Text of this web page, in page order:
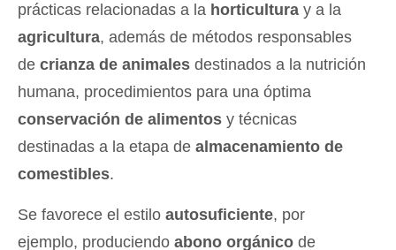
prácticas relacionadas a la horticultura y a la
agricultura, además de métodos responsables
de crianza de animales destinados a la nutrición
humana, procedimientos para una óptima
conservación de alimentos y técnicas
destinadas a la etapa de almacenamiento de
comestibles.
Se favorece el estilo autosuficiente, por
ejemplo, produciendo abono orgánico de